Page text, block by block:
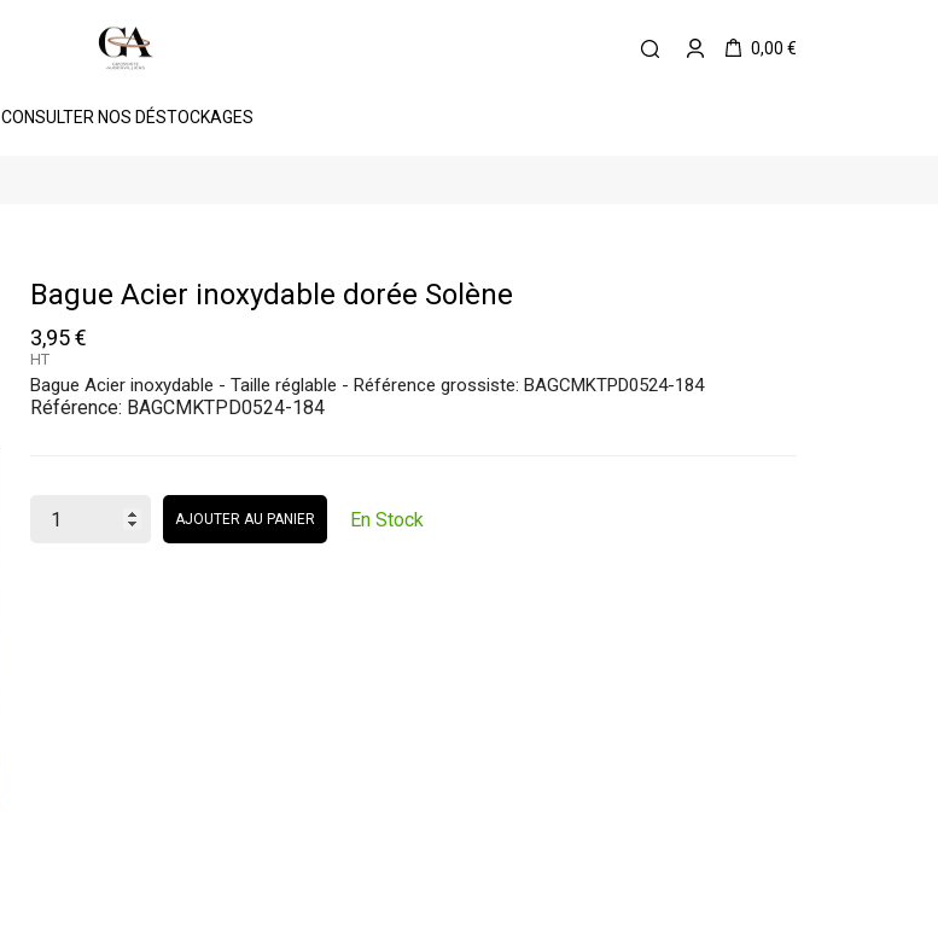
0,00 €
CONSULTER NOS DÉSTOCKAGES
Bague Acier inoxydable dorée Solène
3,95 €
HT
Bague Acier inoxydable - Taille réglable - Référence grossiste: BAGCMKTPD0524-184
Référence: BAGCMKTPD0524-184
AJOUTER AU PANIER En Stock